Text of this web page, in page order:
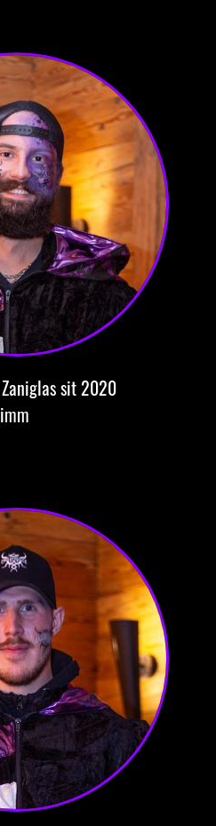
sit 2020